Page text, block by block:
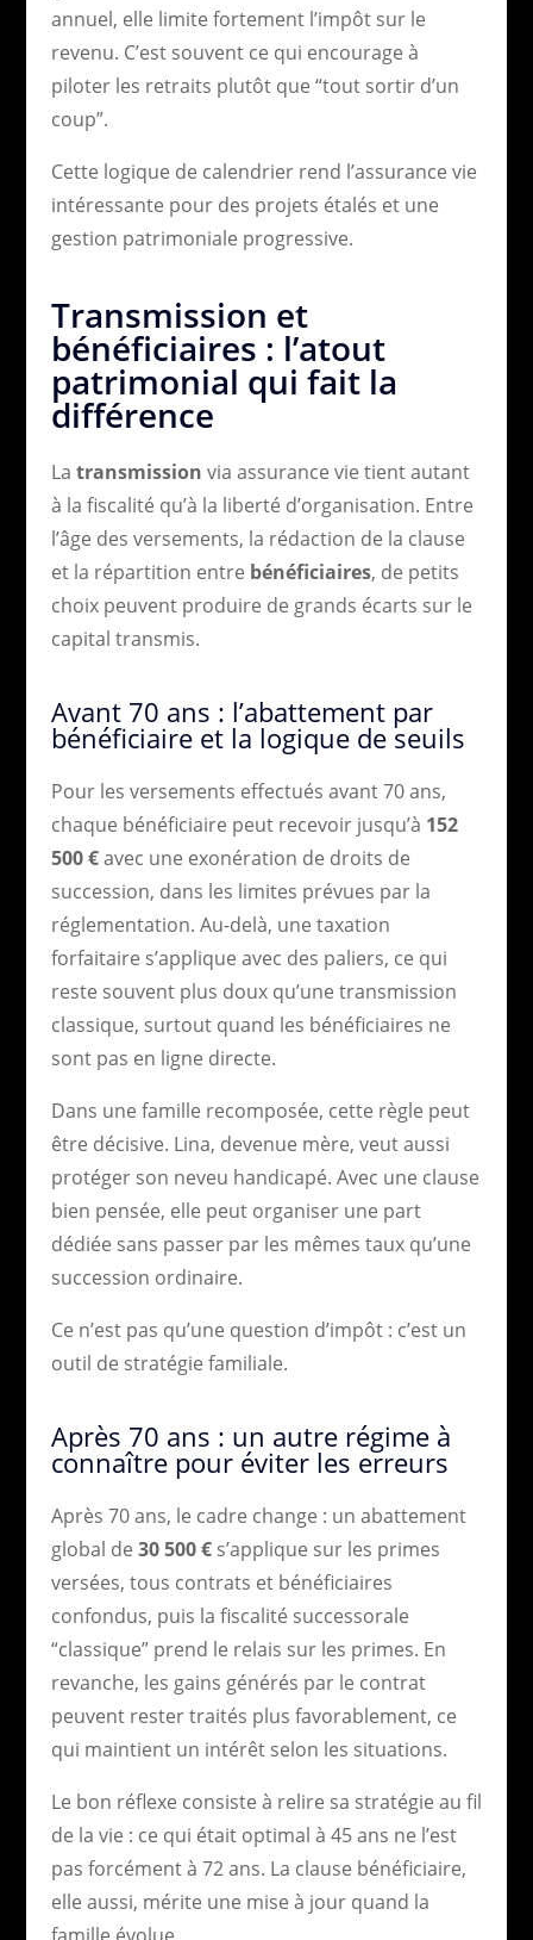
annuel, elle limite fortement l’impôt sur le
revenu. C’est souvent ce qui encourage à
piloter les retraits plutôt que “tout sortir d’un
coup”.
Cette logique de calendrier rend l’assurance vie
intéressante pour des projets étalés et une
gestion patrimoniale progressive.
Transmission et
bénéficiaires : l’atout
patrimonial qui fait la
différence
La transmission via assurance vie tient autant
à la fiscalité qu’à la liberté d’organisation. Entre
l’âge des versements, la rédaction de la clause
et la répartition entre bénéficiaires, de petits
choix peuvent produire de grands écarts sur le
capital transmis.
Avant 70 ans : l’abattement par
bénéficiaire et la logique de seuils
Pour les versements effectués avant 70 ans,
chaque bénéficiaire peut recevoir jusqu’à 152
500 €avec une exonération de droits de
succession, dans les limites prévues par la
réglementation. Au-delà, une taxation
forfaitaire s’applique avec des paliers, ce qui
reste souvent plus doux qu’une transmission
classique, surtout quand les bénéficiaires ne
sont pas en ligne directe.
Dans une famille recomposée, cette règle peut
être décisive. Lina, devenue mère, veut aussi
protéger son neveu handicapé. Avec une clause
bien pensée, elle peut organiser une part
dédiée sans passer par les mêmes taux qu’une
succession ordinaire.
Ce n’est pas qu’une question d’impôt : c’est un
outil de stratégie familiale.
Après 70 ans : un autre régime à
connaître pour éviter les erreurs
Après 70 ans, le cadre change : un abattement
global de 30 500 €s’applique sur les primes
versées, tous contrats et bénéficiaires
confondus, puis la fiscalité successorale
“classique” prend le relais sur les primes. En
revanche, les gains générés par le contrat
peuvent rester traités plus favorablement, ce
qui maintient un intérêt selon les situations.
Le bon réflexe consiste à relire sa stratégie au fil
de la vie : ce qui était optimal à 45 ans ne l’est
pas forcément à 72 ans. La clause bénéficiaire,
elle aussi, mérite une mise à jour quand la